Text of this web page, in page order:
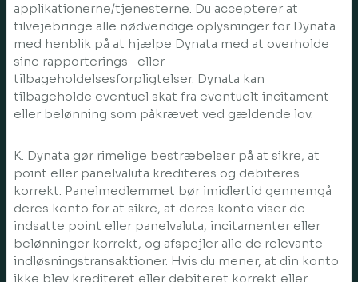
applikationerne/tjenesterne. Du accepterer at
tilvejebringe alle nødvendige oplysninger for Dynata
med henblik på at hjælpe Dynata med at overholde
sine rapporterings- eller
tilbageholdelsesforpligtelser. Dynata kan
tilbageholde eventuel skat fra eventuelt incitament
eller belønning som påkrævet ved gældende lov.
K. Dynata gør rimelige bestræbelser på at sikre, at
point eller panelvaluta krediteres og debiteres
korrekt. Panelmedlemmet bør imidlertid gennemgå
deres konto for at sikre, at deres konto viser de
indsatte point eller panelvaluta, incitamenter eller
belønninger korrekt, og afspejler alle de relevante
indløsningstransaktioner. Hvis du mener, at din konto
ikke blev krediteret eller debiteret korrekt eller